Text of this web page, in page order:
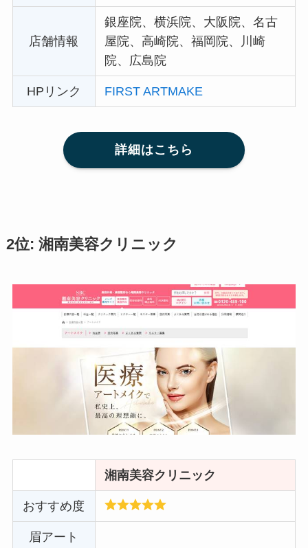
店舗情報
銀座院、横浜院、大阪院、名古
屋院、高崎院、福岡院、川崎
院、広島院
HPリンク FIRST ARTMAKE
詳細はこちら
2位: 湘南美容クリニック
湘南美容クリニック
おすすめ度
眉アート